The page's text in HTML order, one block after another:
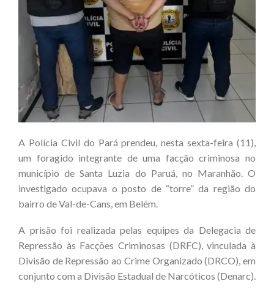
A Polícia Civil do Pará prendeu, nesta sexta-feira (11),
um foragido integrante de uma facção criminosa no
município de Santa Luzia do Paruá, no Maranhão. O
investigado ocupava o posto de “torre” da região do
bairro de Val-de-Cans, em Belém.
A prisão foi realizada pelas equipes da Delegacia de
Repressão às Facções Criminosas (DRFC), vinculada à
Divisão de Repressão ao Crime Organizado (DRCO), em
conjunto com a Divisão Estadual de Narcóticos (Denarc).